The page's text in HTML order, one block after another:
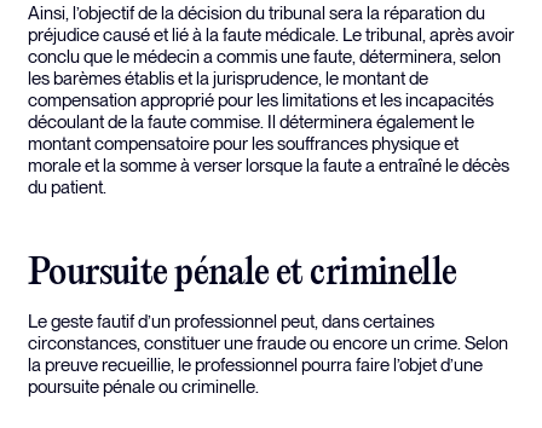
Ainsi, l’objectif de la décision du tribunal sera la réparation du
préjudice causé et lié à la faute médicale. Le tribunal, après avoir
conclu que le médecin a commis une faute, déterminera, selon
les barèmes établis et la jurisprudence, le montant de
compensation approprié pour les limitations et les incapacités
découlant de la faute commise. Il déterminera également le
montant compensatoire pour les souffrances physique et
morale et la somme à verser lorsque la faute a entraîné le décès
du patient.
Poursuite pénale et criminelle
Le geste fautif d’un professionnel peut, dans certaines
circonstances, constituer une fraude ou encore un crime. Selon
la preuve recueillie, le professionnel pourra faire l’objet d’une
poursuite pénale ou criminelle.